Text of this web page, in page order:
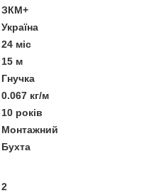
ЗКМ+
Україна
24 міс
15 м
Гнучка
0.067 кг/м
10 років
Монтажний
Бухта
2